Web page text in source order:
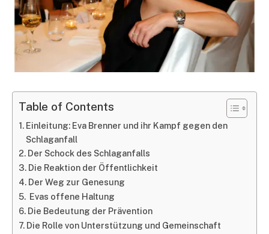
Table of Contents
Einleitung: Eva Brenner und ihr Kampf gegen den
Schlaganfall
Der Schock des Schlaganfalls
Die Reaktion der Öffentlichkeit
Der Weg zur Genesung
Evas offene Haltung
Die Bedeutung der Prävention
Die Rolle von Unterstützung und Gemeinschaft